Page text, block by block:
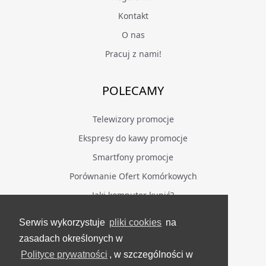
Serwis wykorzystuje pliki cookies na
zasadach określonych w
Polityce prywatności , w szczególności w
Kontakt
O nas
Pracuj z nami!
POLECAMY
Telewizory promocje
Ekspresy do kawy promocje
Smartfony promocje
Porównanie Ofert Komórkowych
Jaki komputer kupić?
BĄDŹ NA BIEŻĄCO
Facebook